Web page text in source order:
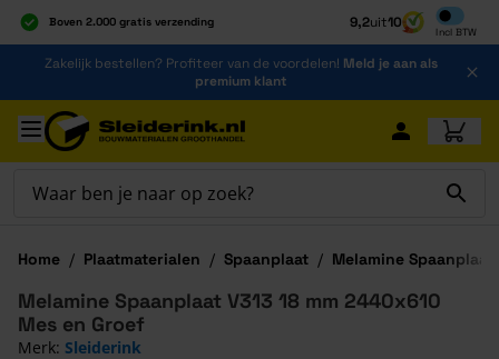
Boven 2.000 gratis verzending
Al 40 jaar dé specialist
Alles onder één dak
9,2uit10
Incl BTW
Inclusief
Ga naar de inhoud
Zakelijk bestellen? Profiteer van de voordelen! Meld je aan als
premium klant
Ga naar hoofdinhoud
Home / Plaatmaterialen / Spaanplaat / Melamine Spaanplaat
Melamine Spaanplaat V313 18 mm 2440x610
Mes en Groef
Merk: Sleiderink